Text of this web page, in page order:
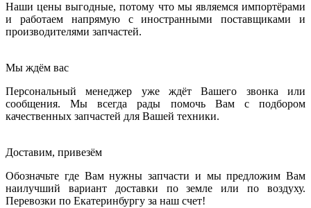
Наши цены выгодные, потому что мы являемся импортёрами
и работаем напрямую с иностранными поставщиками и
производителями запчастей.
Мы ждём вас
Персональный менеджер уже ждёт Вашего звонка или
сообщения. Мы всегда рады помочь Вам с подбором
качественных запчастей для Вашей техники.
Доставим, привезём
Обозначьте где Вам нужны запчасти и мы предложим Вам
наилучший вариант доставки по земле или по воздуху.
Перевозки по Екатеринбургу за наш счет!